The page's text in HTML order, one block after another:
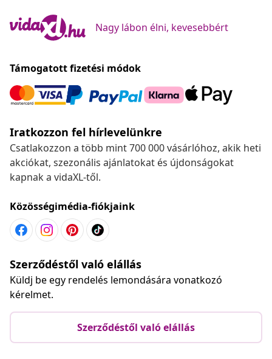
Nagy lábon élni, kevesebbért
Támogatott fizetési módok
Iratkozzon fel hírlevelünkre
Csatlakozzon a több mint 700 000 vásárlóhoz, akik heti
akciókat, szezonális ajánlatokat és újdonságokat
kapnak a vidaXL-től.
Közösségimédia-fiókjaink
Szerződéstől való elállás
Küldj be egy rendelés lemondására vonatkozó
kérelmet.
Szerződéstől való elállás